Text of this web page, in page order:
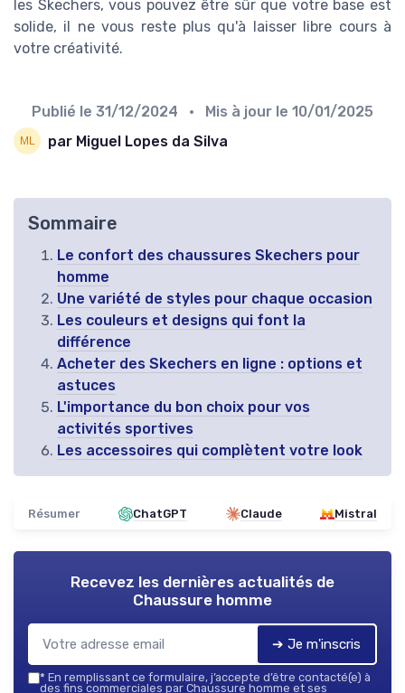
les Skechers, vous pouvez être sûr que votre base est
solide, il ne vous reste plus qu'à laisser libre cours à
votre créativité.
Publié le 31/12/2024 • Mis à jour le 10/01/2025
par Miguel Lopes da Silva
Sommaire
Le confort des chaussures Skechers pour
homme
Une variété de styles pour chaque occasion
Les couleurs et designs qui font la
différence
Acheter des Skechers en ligne : options et
astuces
L'importance du bon choix pour vos
activités sportives
Les accessoires qui complètent votre look
Résumer ChatGPT Claude Mistral
Recevez les dernières actualités de
Chaussure homme
➔ Je m'inscris
* En remplissant ce formulaire, j’accepte d’être contacté(e) à
des fins commerciales par Chaussure homme et ses